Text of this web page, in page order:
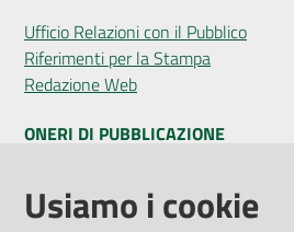
Ufficio Relazioni con il Pubblico
Riferimenti per la Stampa
Redazione Web
ONERI DI PUBBLICAZIONE
Amministrazione Trasparente
Pubblicità legale
Usiamo i cookie